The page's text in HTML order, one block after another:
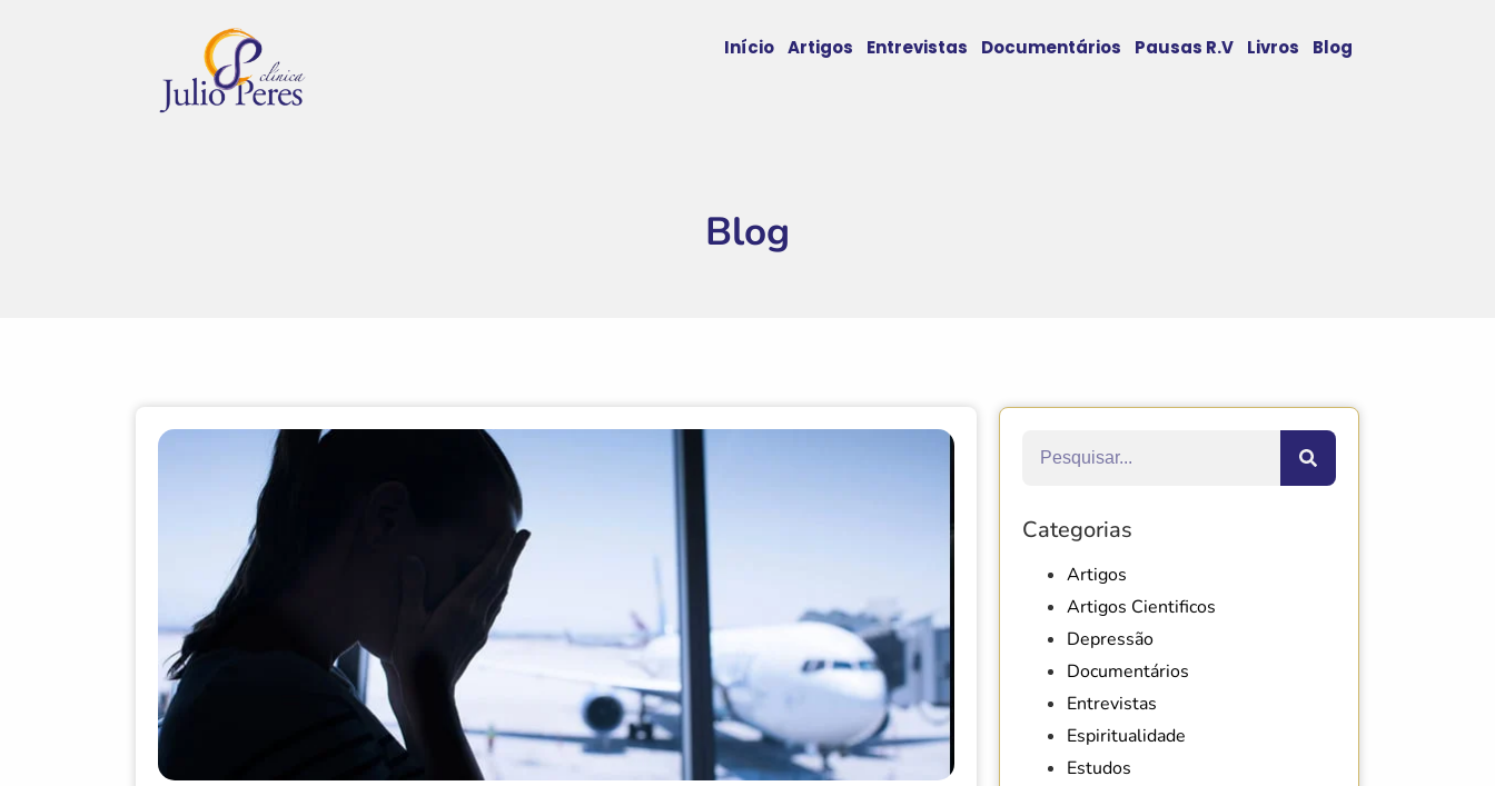
Início Artigos Entrevistas Documentários Pausas R.V Livros Blog
Blog
Categorias
Artigos
Artigos Cientificos
Depressão
Documentários
Entrevistas
Espiritualidade
Estudos